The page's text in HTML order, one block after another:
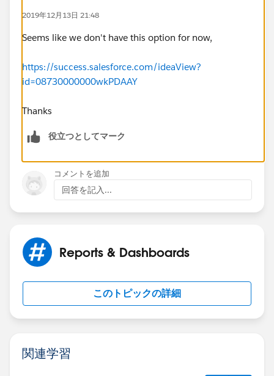
2019年12月13日 21:48
Seems like we don't have this option for now,
https://success.salesforce.com/ideaView?
id=08730000000wkPDAAY
Thanks
役立つとしてマーク
コメントを追加
回答を記入...
Reports & Dashboards
このトピックの詳細
関連学習